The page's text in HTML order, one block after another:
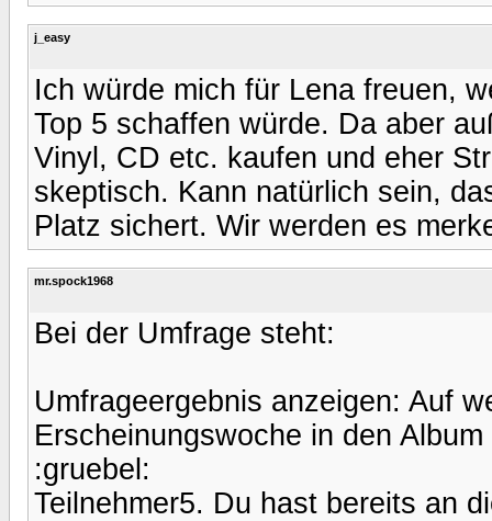
j_easy
Ich würde mich für Lena freuen,
Top 5 schaffen würde. Da aber
Vinyl, CD etc. kaufen und eher
skeptisch. Kann natürlich sein,
Platz sichert. Wir werden es
mr.spock1968
Bei der Umfrage steht:
Umfrageergebnis anzeigen: Auf
Erscheinungswoche in den
:gruebel:
Teilnehmer5. Du hast bereits an